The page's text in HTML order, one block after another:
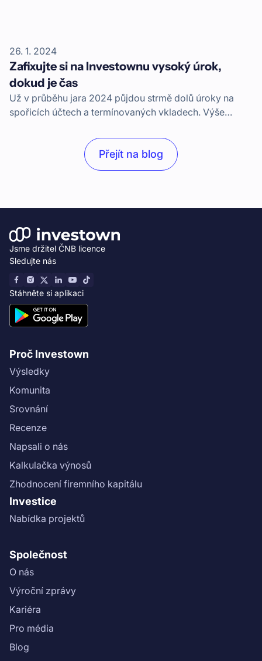
26. 1. 2024
Zafixujte si na Investownu vysoký úrok,
dokud je čas
Už v průběhu jara 2024 půjdou strmě dolů úroky na
spořicích účtech a termínovaných vkladech. Výše
kolem 10 % ročně, a tak u nás máte jednu z posledních
šancí si takto vysoký úrok zafixovat na dlouho
Přejít na blog
Jsme držitel ČNB licence
Sledujte nás
Stáhněte si aplikaci
Proč Investown
Výsledky
Komunita
Srovnání
Recenze
Napsali o nás
Kalkulačka výnosů
Zhodnocení firemního kapitálu
Investice
Nabídka projektů
Společnost
O nás
Výroční zprávy
Kariéra
Pro média
Blog